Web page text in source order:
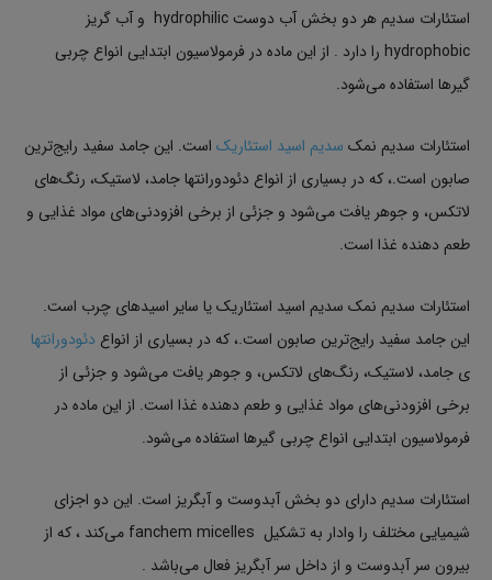
استئارات سدیم هر دو بخش آب دوست hydrophilic و آب گریز
hydrophobic را دارد . از این ماده در فرمولاسیون ابتدایی انواع چربی
گیرها استفاده می‌شود.
استئارات سدیم نمک سدیم اسید استئاریک است. این جامد سفید رایج‌ترین
صابون است.، که در بسیاری از انواع دئودورانتها جامد، لاستیک، رنگ‌های
لاتکس، و جوهر یافت می‌شود و جزئی از برخی افزودنی‌های مواد غذایی و
طعم دهنده غذا است.
استئارات سدیم نمک سدیم اسید استئاریک یا سایر اسیدهای چرب است.
این جامد سفید رایج‌ترین صابون است.، که در بسیاری از انواع دئودورانتها
ی جامد، لاستیک، رنگ‌های لاتکس، و جوهر یافت می‌شود و جزئی از
برخی افزودنی‌های مواد غذایی و طعم دهنده غذا است. از این ماده در
فرمولاسیون ابتدایی انواع چربی گیرها استفاده می‌شود.
استئارات سدیم دارای دو بخش آبدوست و آبگریز است. این دو اجزای
شیمیایی مختلف را وادار به تشکیل fanchem micelles می‌کند ، که از
بیرون سر آبدوست و از داخل سر آبگریز فعال می‌باشد .